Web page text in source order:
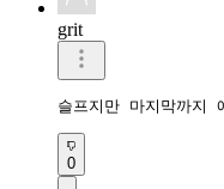
grit
슬프지만 마지막까지
0